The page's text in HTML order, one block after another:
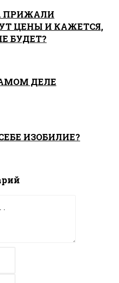
ПРИЖАЛИ
ЦЕНЫ И КАЖЕТСЯ,
БУДЕТ?
ДЕЛЕ
ИЗОБИЛИЕ?